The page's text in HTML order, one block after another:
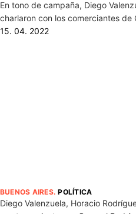
En tono de campaña, Diego
charlaron con los comerciantes de
15. 04. 2022
BUENOS AIRES.POLÍTICA
Diego Valenzuela, Horacio